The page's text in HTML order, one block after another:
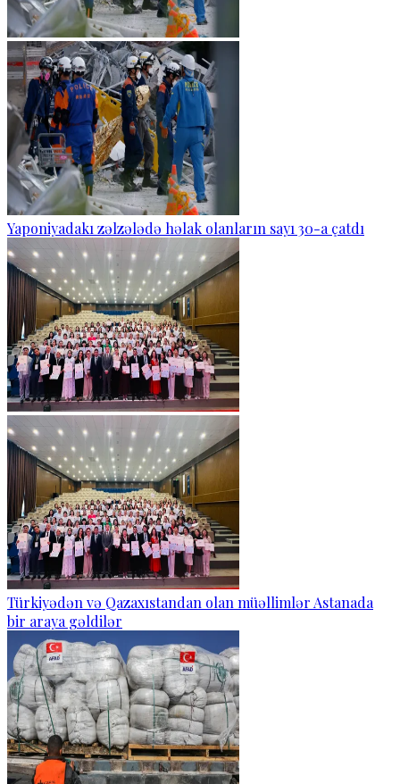
Yaponiyadakı zəlzələdə həlak olanların sayı 30-a çatdı
Türkiyədən və Qazaxıstandan olan müəllimlər Astanada
bir araya gəldilər